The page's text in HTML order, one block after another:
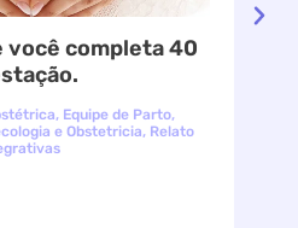
você completa 40
, Equipe de Parto,
e Obstetricia, Relato